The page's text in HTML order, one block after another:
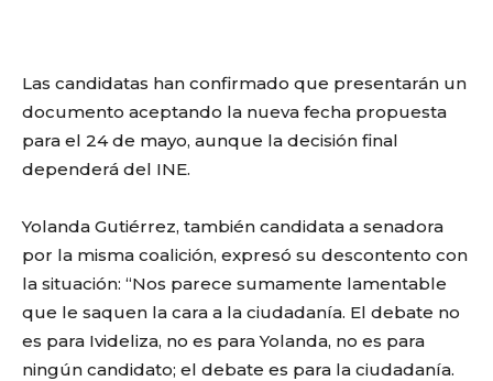
Las candidatas han confirmado que presentarán un
documento aceptando la nueva fecha propuesta
para el 24 de mayo, aunque la decisión final
dependerá del INE.
Yolanda Gutiérrez, también candidata a senadora
por la misma coalición, expresó su descontento con
la situación: “Nos parece sumamente lamentable
que le saquen la cara a la ciudadanía. El debate no
es para Ivideliza, no es para Yolanda, no es para
ningún candidato; el debate es para la ciudadanía.